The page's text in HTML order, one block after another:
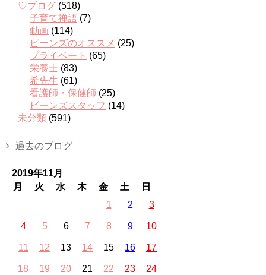
♡ブログ (518)
子育て禅語 (7)
動画 (114)
ビーンズのオススメ (25)
プライベート (65)
栄養士 (83)
希先生 (61)
看護師・保健師 (25)
ビーンズスタッフ (14)
未分類 (591)
過去のブログ
2019年11月
月
火 水 木 金 土
日
1
2 3
4 5 6 7 8 9 10
11 12 13 14 15 16 17
18 19 20 21 22 23 24